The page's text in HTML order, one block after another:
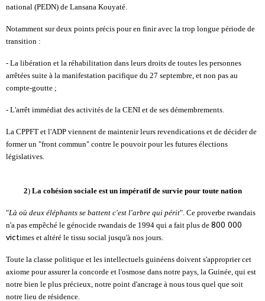
national (PEDN) de Lansana Kouyaté.
Notamment sur deux points précis pour en finir avec la trop longue période de
transition :
- La libération et la réhabilitation dans leurs droits de toutes les personnes
arrêtées suite à la manifestation pacifique du 27 septembre, et non pas au
compte-goutte ;
- L'arrêt immédiat des activités de la CENI et de ses démembrements.
La CPPFT et l'ADP viennent de maintenir leurs revendications et de décider de
former un "front commun" contre le pouvoir pour les futures élections
législatives.
2) La cohésion sociale est un impératif de survie pour toute nation
"Là où deux éléphants se battent c'est l'arbre qui périt". Ce proverbe rwandais
n'a pas empêché le génocide rwandais de 1994 qui a fait plus de 800 000
victimes et altéré le tissu social jusqu'à nos jours.
Toute la classe politique et les intellectuels guinéens doivent s'approprier cet
axiome pour assurer la concorde et l'osmose dans notre pays, la Guinée, qui est
notre bien le plus précieux, notre point d'ancrage à nous tous quel que soit
notre lieu de résidence.